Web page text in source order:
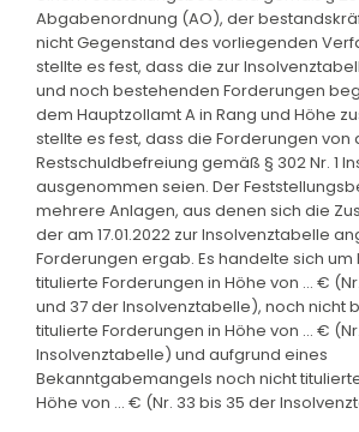
Abgabenordnung (AO), der
nicht Gegenstand des vorliegenden
stellte es fest, dass die zur
und noch bestehenden Forderungen
dem Hauptzollamt A in Rang und Höhe
stellte es fest, dass die Forderungen von
Restschuldbefreiung gemäß § 302 Nr. 1
ausgenommen seien. Der
mehrere Anlagen, aus denen sich die
der am 17.01.2022 zur Insolvenztabelle
Forderungen ergab. Es handelte sich
titulierte Forderungen in Höhe von ... €
und 37 der Insolvenztabelle), noch nicht
titulierte Forderungen in Höhe von ... €
Insolvenztabelle) und aufgrund eines
Bekanntgabemangels noch nicht
Höhe von ... € (Nr. 33 bis 35 der